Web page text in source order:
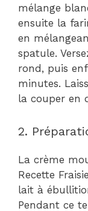
mélange
ensuite la
en
spatule.
rond, puis
minutes.
la couper en
2.
La crème
Recette
lait à
Pendant ce